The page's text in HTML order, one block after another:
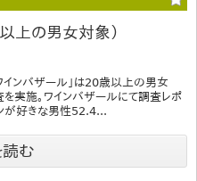
以上の男女対象）
インバザール」は20歳以上の男女
実施。ワインバザールにて調査レポ
ンが好きな男性52.4...
読む